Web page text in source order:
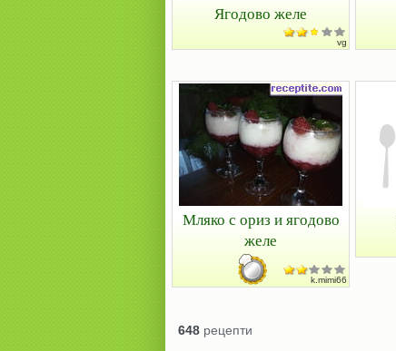
Ягодово желе
vg
Мляко с ориз и ягодово
желе
k.mimi66
648 рецепти